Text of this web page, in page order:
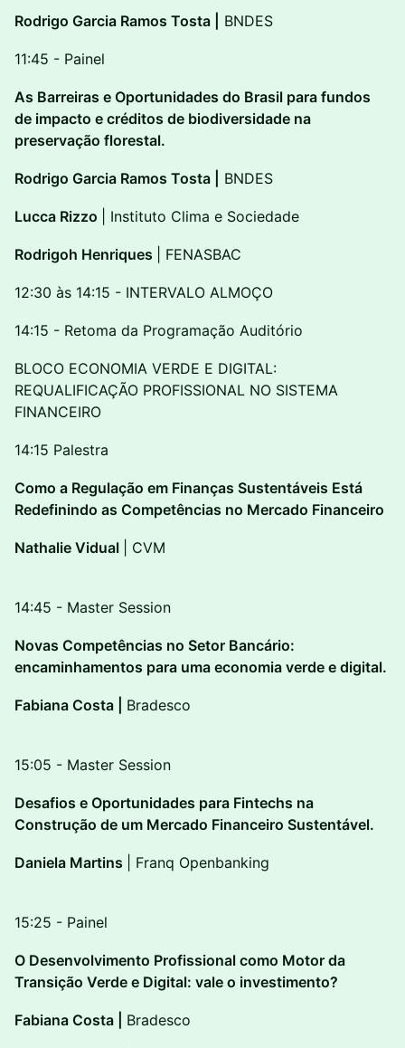
Rodrigo Garcia Ramos Tosta | BNDES
11:45 - Painel
As Barreiras e Oportunidades do Brasil para fundos
de impacto e créditos de biodiversidade na
preservação florestal.
Rodrigo Garcia Ramos Tosta | BNDES
Lucca Rizzo | Instituto Clima e Sociedade
Rodrigoh Henriques | FENASBAC
12:30 às 14:15 - INTERVALO ALMOÇO
14:15 - Retoma da Programação Auditório
BLOCO ECONOMIA VERDE E DIGITAL:
REQUALIFICAÇÃO PROFISSIONAL NO SISTEMA
FINANCEIRO
14:15 Palestra
Como a Regulação em Finanças Sustentáveis Está
Redefinindo as Competências no Mercado Financeiro
Nathalie Vidual | CVM
14:45 - Master Session
Novas Competências no Setor Bancário:
encaminhamentos para uma economia verde e digital.
Fabiana Costa | Bradesco
15:05 - Master Session
Desafios e Oportunidades para Fintechs na
Construção de um Mercado Financeiro Sustentável.
Daniela Martins | Franq Openbanking
15:25 - Painel
O Desenvolvimento Profissional como Motor da
Transição Verde e Digital: vale o investimento?
Fabiana Costa | Bradesco